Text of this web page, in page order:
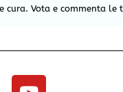
Vota e commenta le